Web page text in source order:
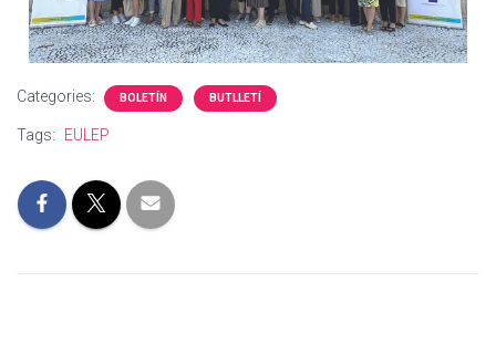
Categories: BOLETÍN BUTLLETÍ
Tags: EULEP